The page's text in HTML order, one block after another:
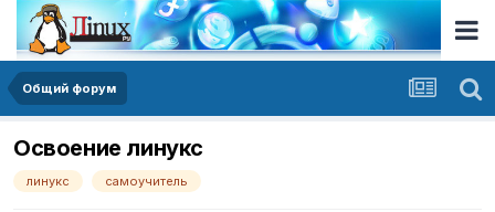
Общий форум
Освоение линукс
линукс самоучитель